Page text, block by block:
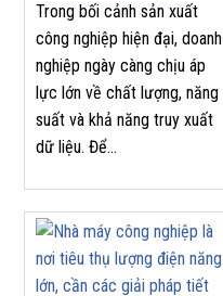
Trong bối cảnh sản xuất
công nghiệp hiện đại, doanh
nghiệp ngày càng chịu áp
lực lớn về chất lượng, năng
suất và khả năng truy xuất
dữ liệu. Để...